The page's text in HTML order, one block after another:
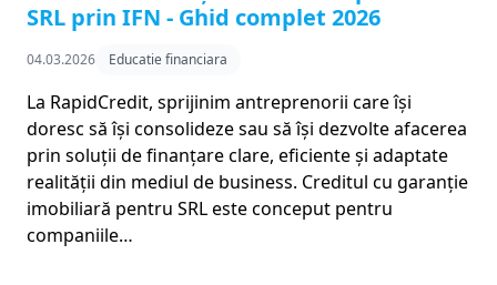
SRL prin IFN - Ghid complet 2026
04.03.2026 Educatie financiara
La RapidCredit, sprijinim antreprenorii care își
doresc să își consolideze sau să își dezvolte afacerea
prin soluții de finanțare clare, eficiente și adaptate
realității din mediul de business. Creditul cu garanție
imobiliară pentru SRL este conceput pentru
companiile…